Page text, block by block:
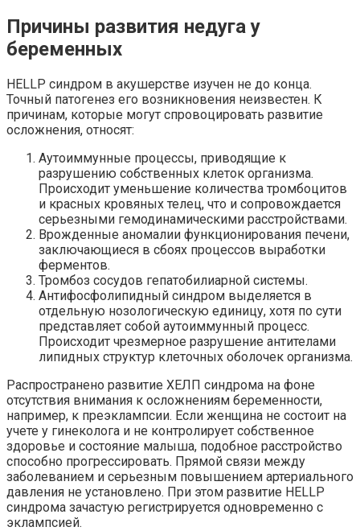
Причины развития недуга у
беременных
HELLP синдром в акушерстве изучен не до конца.
Точный патогенез его возникновения неизвестен. К
причинам, которые могут спровоцировать развитие
осложнения, относят:
Аутоиммунные процессы, приводящие к
разрушению собственных клеток организма.
Происходит уменьшение количества тромбоцитов
и красных кровяных телец, что и сопровождается
серьезными гемодинамическими расстройствами.
Врожденные аномалии функционирования печени,
заключающиеся в сбоях процессов выработки
ферментов.
Тромбоз сосудов гепатобилиарной системы.
Антифосфолипидный синдром выделяется в
отдельную нозологическую единицу, хотя по сути
представляет собой аутоиммунный процесс.
Происходит чрезмерное разрушение антителами
липидных структур клеточных оболочек организма.
Распространено развитие ХЕЛП синдрома на фоне
отсутствия внимания к осложнениям беременности,
например, к преэклампсии. Если женщина не состоит на
учете у гинеколога и не контролирует собственное
здоровье и состояние малыша, подобное расстройство
способно прогрессировать. Прямой связи между
заболеванием и серьезным повышением артериального
давления не установлено. При этом развитие HELLP
синдрома зачастую регистрируется одновременно с
эклампсией.